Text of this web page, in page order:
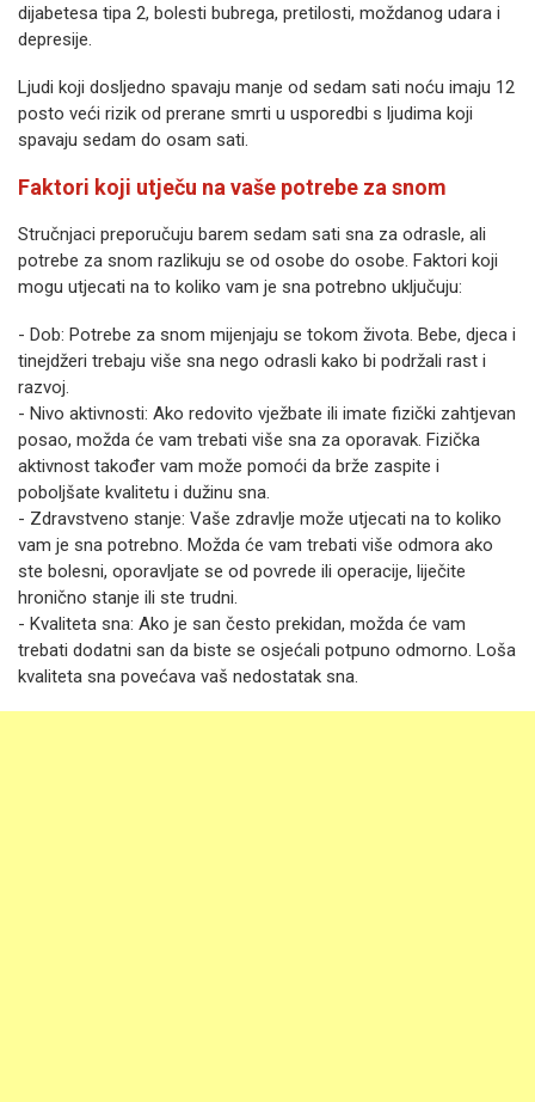
dijabetesa tipa 2, bolesti bubrega, pretilosti, moždanog udara i
depresije.
Ljudi koji dosljedno spavaju manje od sedam sati noću imaju 12
posto veći rizik od prerane smrti u usporedbi s ljudima koji
spavaju sedam do osam sati.
Faktori koji utječu na vaše potrebe za snom
Stručnjaci preporučuju barem sedam sati sna za odrasle, ali
potrebe za snom razlikuju se od osobe do osobe. Faktori koji
mogu utjecati na to koliko vam je sna potrebno uključuju:
- Dob: Potrebe za snom mijenjaju se tokom života. Bebe, djeca i
tinejdžeri trebaju više sna nego odrasli kako bi podržali rast i
razvoj.
- Nivo aktivnosti: Ako redovito vježbate ili imate fizički zahtjevan
posao, možda će vam trebati više sna za oporavak. Fizička
aktivnost također vam može pomoći da brže zaspite i
poboljšate kvalitetu i dužinu sna.
- Zdravstveno stanje: Vaše zdravlje može utjecati na to koliko
vam je sna potrebno. Možda će vam trebati više odmora ako
ste bolesni, oporavljate se od povrede ili operacije, liječite
hronično stanje ili ste trudni.
- Kvaliteta sna: Ako je san često prekidan, možda će vam
trebati dodatni san da biste se osjećali potpuno odmorno. Loša
kvaliteta sna povećava vaš nedostatak sna.